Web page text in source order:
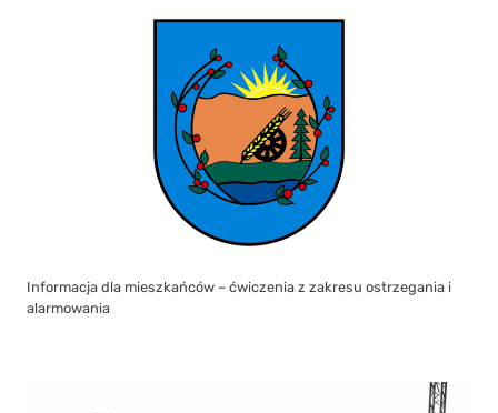
Informacja dla mieszkańców – ćwiczenia z zakresu ostrzegania i
alarmowania